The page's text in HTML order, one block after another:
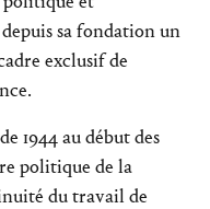
sa fondation un
exclusif de
1944 au début des
politique de la
du travail de